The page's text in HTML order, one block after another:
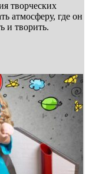
творческих
атмосферу, где он
и творить.